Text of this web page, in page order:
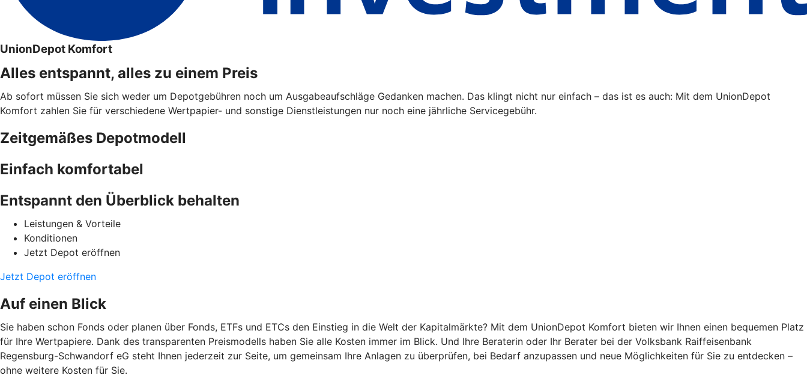
UnionDepot Komfort
Alles entspannt, alles zu einem Preis
Ab sofort müssen Sie sich weder um Depotgebühren noch um Ausgabeaufschläge Gedanken machen. Das klingt nicht nur einfach – das ist es auch: Mit dem UnionDepot
Komfort zahlen Sie für verschiedene Wertpapier- und sonstige Dienstleistungen nur noch eine jährliche Servicegebühr.
Zeitgemäßes Depotmodell
Einfach komfortabel
Entspannt den Überblick behalten
Leistungen & Vorteile
Konditionen
Jetzt Depot eröffnen
Jetzt Depot eröffnen
Auf einen Blick
Sie haben schon Fonds oder planen über Fonds, ETFs und ETCs den Einstieg in die Welt der Kapitalmärkte? Mit dem UnionDepot Komfort bieten wir Ihnen einen bequemen Platz
für Ihre Wertpapiere. Dank des transparenten Preismodells haben Sie alle Kosten immer im Blick. Und Ihre Beraterin oder Ihr Berater bei der Volksbank Raiffeisenbank
Regensburg-Schwandorf eG steht Ihnen jederzeit zur Seite, um gemeinsam Ihre Anlagen zu überprüfen, bei Bedarf anzupassen und neue Möglichkeiten für Sie zu entdecken –
ohne weitere Kosten für Sie.